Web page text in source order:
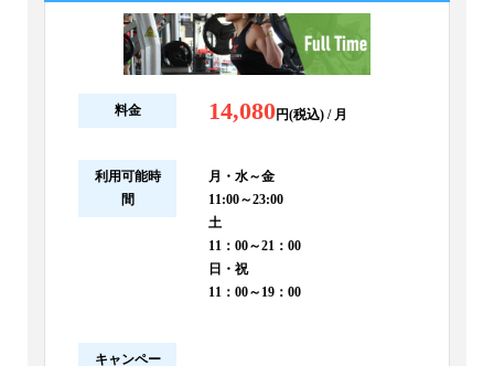
料金 14,080円(税込) / 月
利用可能時
間
月・水～金
11:00～23:00
土
11：00～21：00
日・祝
11：00～19：00
キャンペー